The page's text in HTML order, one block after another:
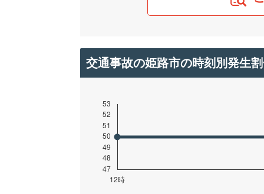
交通事故の姫路市の時刻別発生